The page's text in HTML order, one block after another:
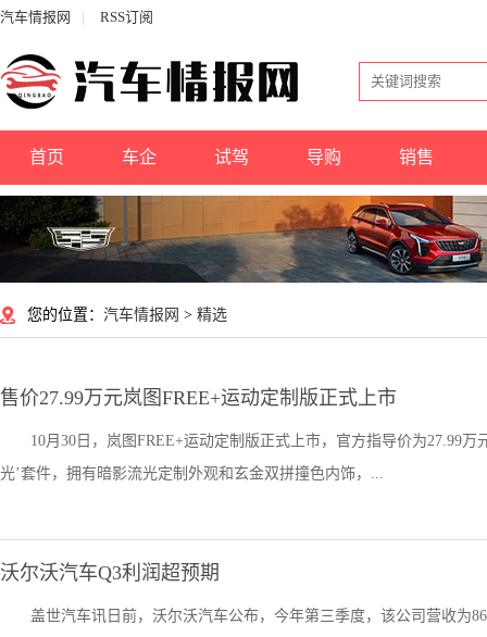
汽车情报网 RSS订阅
首页 车企 试驾 导购 销售
您的位置： 汽车情报网 > 精选
售价27.99万元岚图FREE+运动定制版正式上市
10月30日，岚图FREE+运动定制版正式上市，官方指导价为27.99
光’套件，拥有暗影流光定制外观和玄金双拼撞色内饰，...
沃尔沃汽车Q3利润超预期
盖世汽车讯日前，沃尔沃汽车公布，今年第三季度，该公司营收为